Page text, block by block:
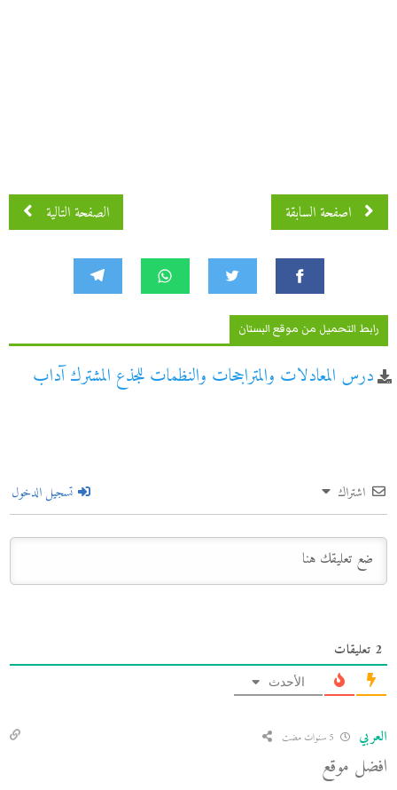
اصفحة السابقة اصفحة 2 من 3 الصفحة التالية
رابط التحميل من موقع البستان
درس المعادلات والمتراجحات والنظمات للجذع المشترك آداب
اشتراك تسجيل الدخول
2 تعليقات
الأحدث
العربي
افضل موقع